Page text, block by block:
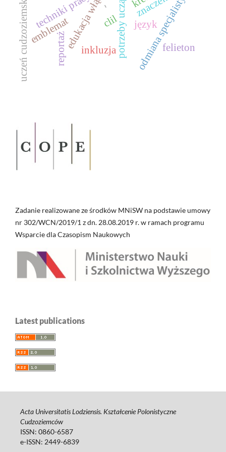
język
odmiana specjalistyczna
clil
inkluzja
techniki pracy
uczeń cudzoziemski reportaż felieton
-
emblemat
Zadanie realizowane ze środków MNiSW na podstawie umowy
nr 302/WCN/2019/1 z dn. 28.08.2019 r. w ramach programu
Wsparcie dla Czasopism Naukowych
Latest publications
Acta Universitatis Lodziensis. Kształcenie Polonistyczne
Cudzoziemców
ISSN: 0860-6587
e-ISSN: 2449-6839